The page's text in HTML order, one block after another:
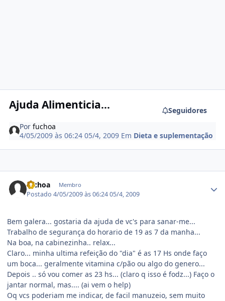
Ajuda Alimenticia...
Seguidores
Porfuchoa
4/05/2009 às 06:2405/4, 2009 Em Dieta e suplementação
fuchoa Membro
Postado4/05/2009 às 06:2405/4, 2009
Bem galera... gostaria da ajuda de vc's para sanar-me...
Trabalho de segurança do horario de 19 as 7 da manha...
Na boa, na cabinezinha.. relax...
Claro... minha ultima refeição do "dia" é as 17 Hs onde faço
um boca... geralmente vitamina c/pão ou algo do genero...
Depois .. só vou comer as 23 hs... (claro q isso é fodz...) Faço o
jantar normal, mas.... (ai vem o help)
Oq vcs poderiam me indicar, de facil manuzeio, sem muito